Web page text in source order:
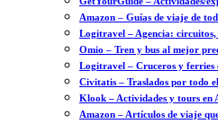
Amazon – Guías de viaje de
Logitravel – Agencia:
Omio – Tren y bus al mejor
Logitravel – Cruceros y ferries
Civitatis – Traslados por todo
Klook – Actividades y tours en
Amazon – Artículos de viaje